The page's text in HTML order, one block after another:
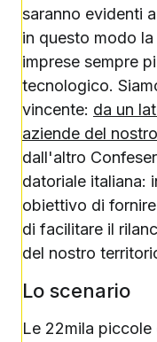
saranno evidenti
in questo modo
imprese sempre
tecnologico.
vincente: da un
aziende del
dall'altro
datoriale italiana:
obiettivo di
di facilitare il
del nostro
Lo scenario
Le 22mila piccole